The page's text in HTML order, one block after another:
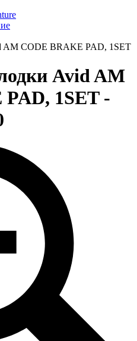
AM CODE BRAKE PAD, 1SET
Avid AM
1SET -